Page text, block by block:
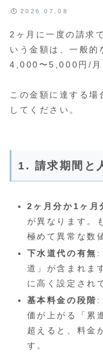
2026.07.08
2ヶ月に一度の請求
いう金額は、一般的
4,000〜5,000円/月
この金額に達する場
してください。
1. 請求期間と
2ヶ月分か1ヶ月
が異なります。
極めて異常な数
下水道代の有無 :
道」が含まれま
に高く設定され
基本料金の段階:
価が上がる「累
超えると、料金
す。